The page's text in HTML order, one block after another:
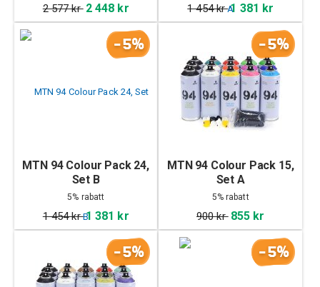
2 577 kr 2 448 kr 1 454 kr1 381 kr
-5%
MTN 94 Colour Pack 24,
Set B
5% rabatt
1 454 kr1 381 kr
-5%
MTN 94 Colour Pack 15,
Set A
5% rabatt
900 kr 855 kr
-5% -5%